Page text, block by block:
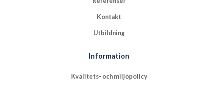
Kontakt
Utbildning
Information
Kvalitets- och miljöpolicy